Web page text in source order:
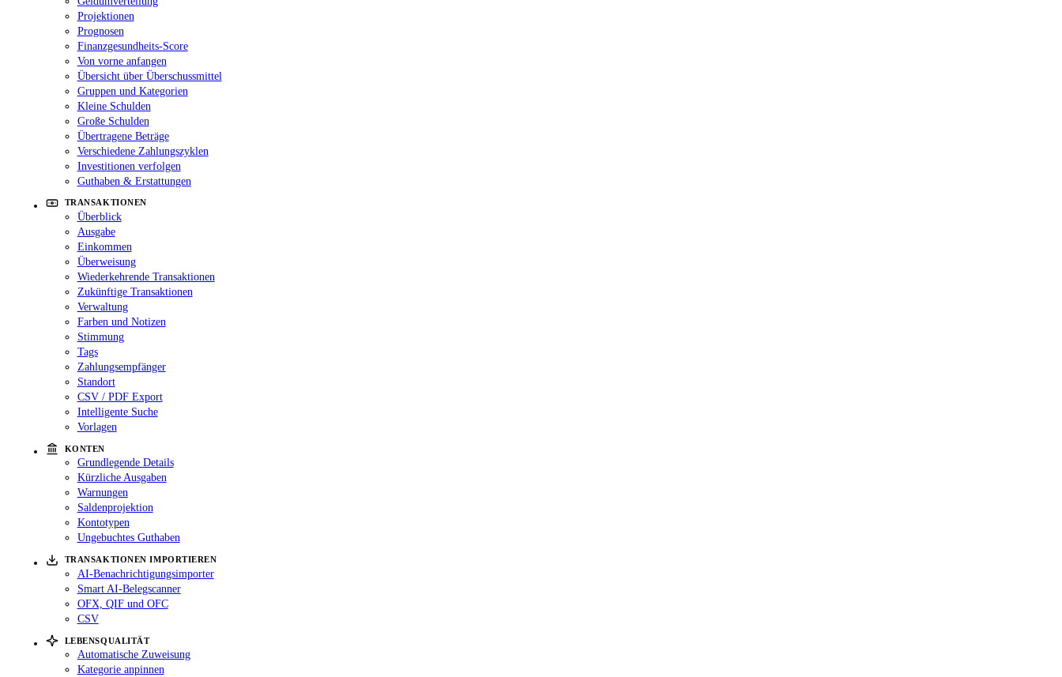
Projektionen
Prognosen
Finanzgesundheits-Score
Von vorne anfangen
Übersicht über Überschussmittel
Gruppen und Kategorien
Kleine Schulden
Große Schulden
Übertragene Beträge
Verschiedene Zahlungszyklen
Investitionen verfolgen
Guthaben & Erstattungen
TRANSAKTIONEN
Überblick
Ausgabe
Einkommen
Überweisung
Wiederkehrende Transaktionen
Zukünftige Transaktionen
Verwaltung
Farben und Notizen
Stimmung
Tags
Zahlungsempfänger
Standort
CSV / PDF Export
Intelligente Suche
Vorlagen
KONTEN
Grundlegende Details
Kürzliche Ausgaben
Warnungen
Saldenprojektion
Kontotypen
Ungebuchtes Guthaben
TRANSAKTIONEN IMPORTIEREN
AI-Benachrichtigungsimporter
Smart AI-Belegscanner
OFX, QIF und OFC
CSV
LEBENSQUALITÄT
Automatische Zuweisung
Kategorie anpinnen